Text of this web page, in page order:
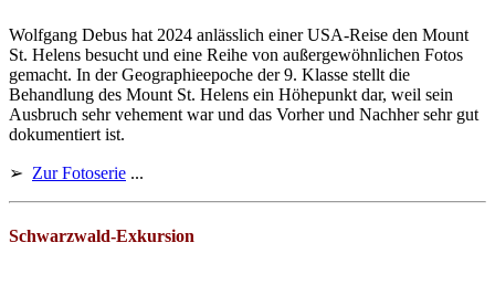
Wolfgang Debus hat 2024 anlässlich einer USA-Reise den Mount
St. Helens besucht und eine Reihe von außergewöhnlichen Fotos
gemacht. In der Geographieepoche der 9. Klasse stellt die
Behandlung des Mount St. Helens ein Höhepunkt dar, weil sein
Ausbruch sehr vehement war und das Vorher und Nachher sehr gut
dokumentiert ist.
➢ Zur Fotoserie ...
Schwarzwald-Exkursion